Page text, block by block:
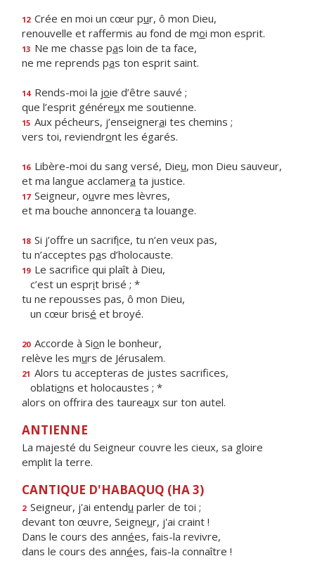
12 Crée en moi un cœur pur, ô mon Dieu,
renouvelle et raffermis au fond de moi mon esprit.
13 Ne me chasse pas loin de ta face,
ne me reprends pas ton esprit saint.
14 Rends-moi la joie d’être sauvé ;
que l’esprit généreux me soutienne.
15 Aux pécheurs, j’enseignerai tes chemins ;
vers toi, reviendront les égarés.
16 Libère-moi du sang versé, Dieu, mon Dieu sauveur,
et ma langue acclamera ta justice.
17 Seigneur, ouvre mes lèvres,
et ma bouche annoncera ta louange.
18 Si j’offre un sacrifice, tu n’en veux pas,
tu n’acceptes pas d’holocauste.
19 Le sacrifice qui plaît à Dieu,
c’est un esprit brisé ; *
tu ne repousses pas, ô mon Dieu,
un cœur brisé et broyé.
20 Accorde à Sion le bonheur,
relève les murs de Jérusalem.
21 Alors tu accepteras de justes sacrifices,
oblations et holocaustes ; *
alors on offrira des taureaux sur ton autel.
ANTIENNE
La majesté du Seigneur couvre les cieux, sa gloire
emplit la terre.
CANTIQUE D'HABAQUQ (HA 3)
2 Seigneur, j'ai entendu parler de toi ;
devant ton œuvre, Seigneur, j'ai craint !
Dans le cours des années, fais-la revivre,
dans le cours des années, fais-la connaître !